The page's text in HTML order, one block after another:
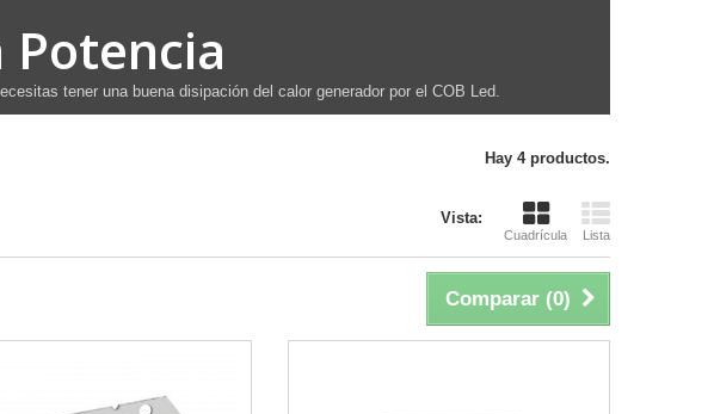
Potencia
tener una buena disipación del calor generador por el COB Led.
Hay 4 productos.
Vista:
Cuadrícula Lista
Comparar (0)